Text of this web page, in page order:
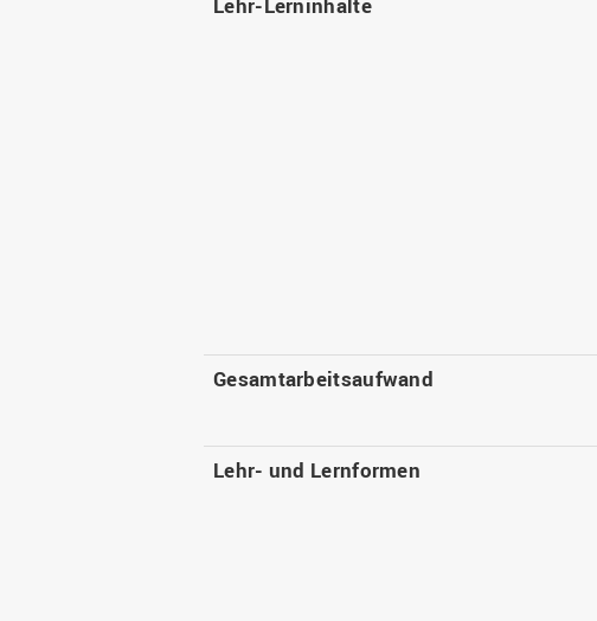
Gesamtarbeitsaufwand
Lehr- und Lernformen